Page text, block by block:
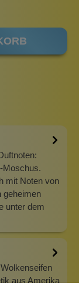
Moschus.
mit Noten von
geheimen
unter dem
aus Amerika